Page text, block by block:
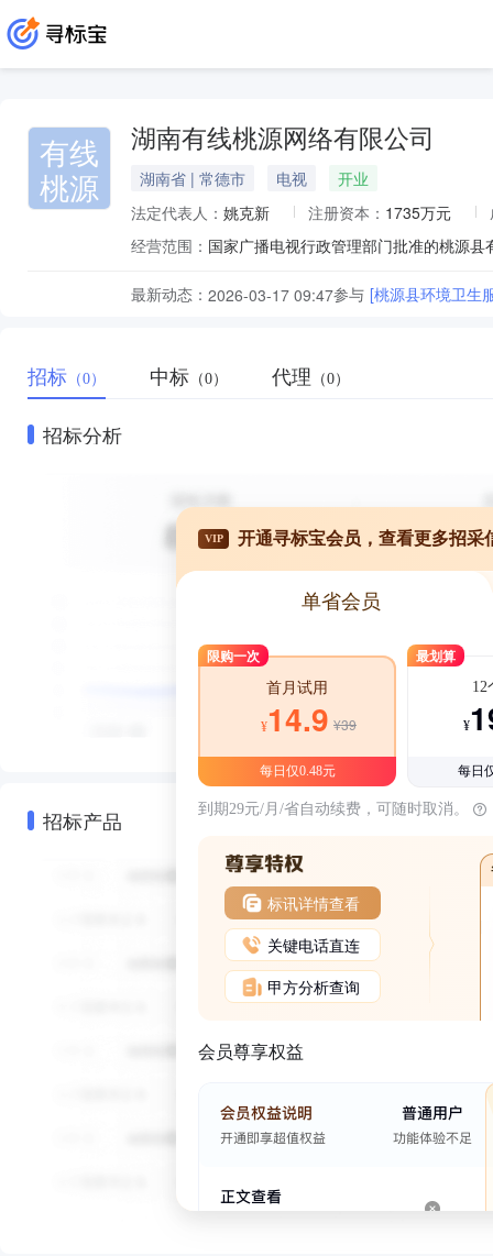
有线
桃源
湖南有线桃源网络有限公司
湖南省 | 常德市 电视
开业
法定代表人： 姚克新 注册资本： 1735万元
经营范围：
最新动态： 2026-03-17 09:47参与 [桃源县环境卫生
招标 （0） 中标 （0） 代理 （0）
招标分析
招标产品
VIP 开通寻标宝会员，查看更多招采
单省会员
限购一次
首月试用
¥14.9 ¥39
每日仅0.48元
最划算
12
¥
每日
到期29元/月/省自动续费，可随时取消。
标讯详情查看
关键电话直连
甲方分析查询
会员尊享权益